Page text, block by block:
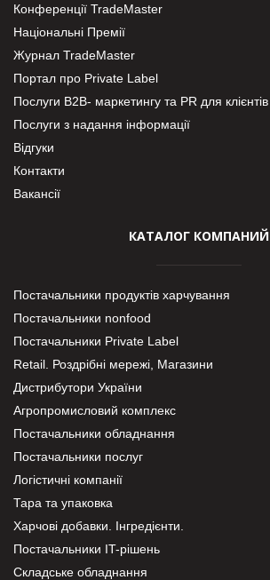
Конференції TradeMaster
Національні Премії
Журнал TradeMaster
Портал про Private Label
Послуги В2В- маркетингу та PR для клієнтів
Послуги з надання інформації
Відгуки
Контакти
Вакансії
КАТАЛОГ КОМПАНИЙ
Постачальники продуктів харчування
Постачальники nonfood
Постачальники Private Label
Retail. Роздрібні мережі, Магазини
Дистрибутори України
Агропромисловий комплекс
Постачальники обладнання
Постачальники послуг
Логістичні компанії
Тара та упаковка
Харчові добавки. Інгредієнти.
Постачальники IT-рішень
Складське обладнання